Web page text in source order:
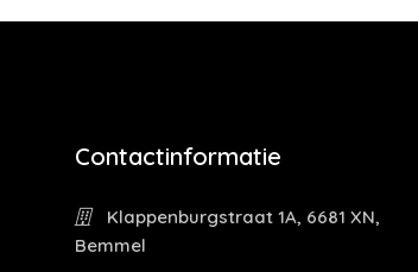
Contactinformatie
Klappenburgstraat 1A, 6681 XN,
Bemmel